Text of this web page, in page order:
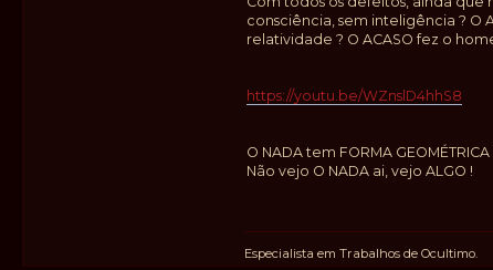
consciência, sem inteligência ? O
relatividade ? O ACASO fez o
https://youtu.be/WZnslD4hhS8
O NADA tem FORMA
Não vejo O NADA ai, vejo ALGO !
Especialista em Trabalhos de Ocultimo.